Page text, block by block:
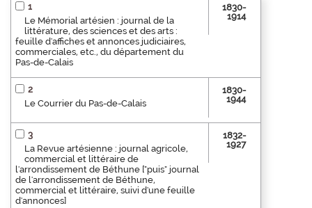
1
Le Mémorial artésien : journal de la
littérature, des sciences et des arts :
feuille d'affiches et annonces judiciaires,
commerciales, etc., du département du
Pas-de-Calais
1830-
1914
2
Le Courrier du Pas-de-Calais
1830-
1944
3
La Revue artésienne : journal agricole,
commercial et littéraire de
l'arrondissement de Béthune ["puis" journal
de l'arrondissement de Béthune,
commercial et littéraire, suivi d'une feuille
d'annonces]
1832-
1927